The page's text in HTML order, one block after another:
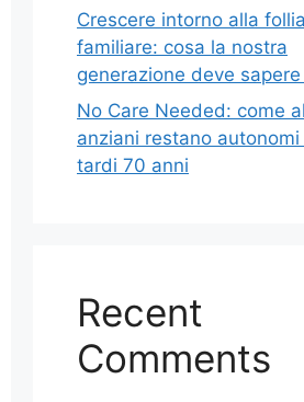
Crescere intorno alla follia
familiare: cosa la nostra
generazione deve sapere
No Care Needed: come
anziani restano
tardi 70 anni
Recent
Comments